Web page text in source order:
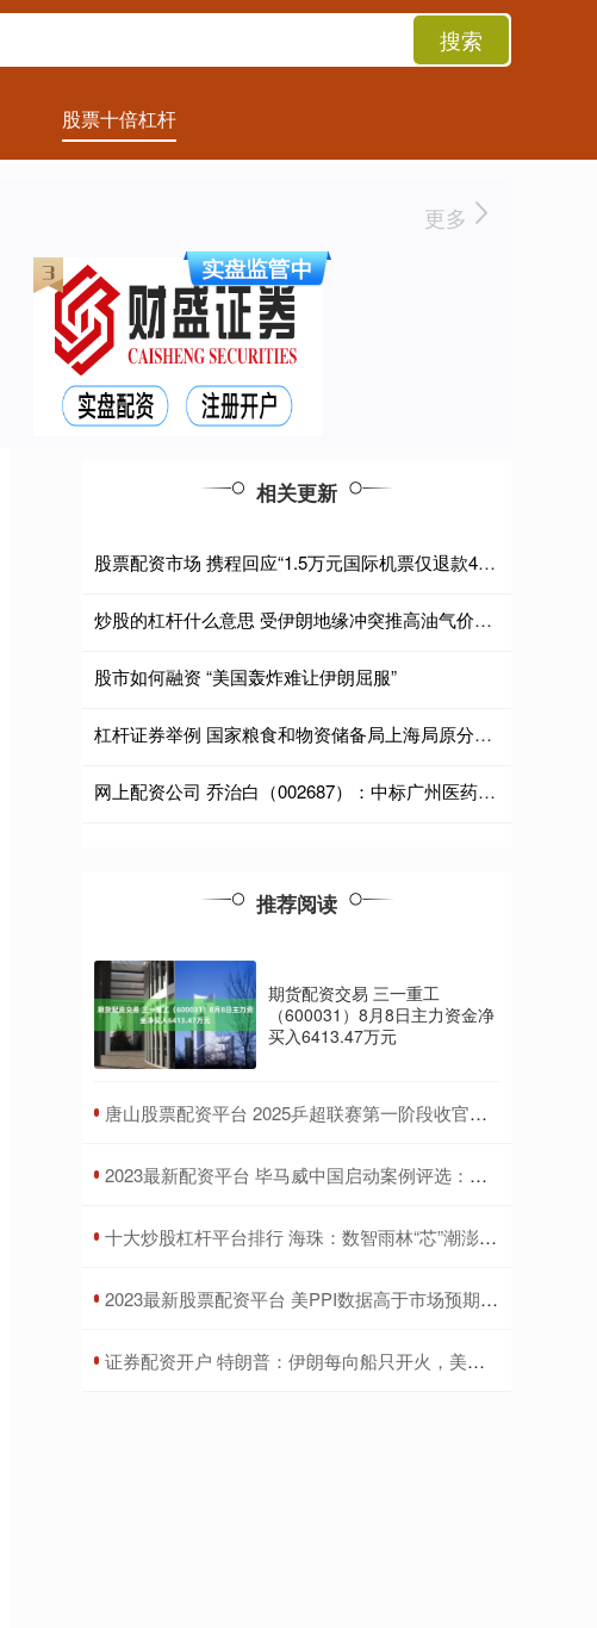
搜索
股票十倍杠杆
更多
相关更新
股票配资市场 携程回应“1.5万元国际机票仅退款432元”事件：已补偿该订单退票损失费用14727元
炒股的杠杆什么意思 受伊朗地缘冲突推高油气价格影响，壳牌创下四年单季最高利润
股市如何融资 “美国轰炸难让伊朗屈服”
杠杆证券举例 国家粮食和物资储备局上海局原分党组书记、局长杨永宁接受纪律审查和监察调查
网上配资公司 乔治白（002687）：中标广州医药集团有限公司采购项目，中标金额为120.57万元
推荐阅读
期货配资交易 三一重工
（600031）8月8日主力资金净
买入6413.47万元
​唐山股票配资平台 2025乒超联赛第一阶段收官，樊振东7战7胜、王楚钦打出5个3：0
​2023最新配资平台 毕马威中国启动案例评选：聚焦不动产行业人工智能创新应用
​十大炒股杠杆平台排行 海珠：数智雨林“芯”潮澎湃 民生实景“微”处见功
​2023最新股票配资平台 美PPI数据高于市场预期，金价小幅走低维持震荡走势
​证券配资开户 特朗普：伊朗每向船只开火，美国就摧毁它一座桥梁或发电厂